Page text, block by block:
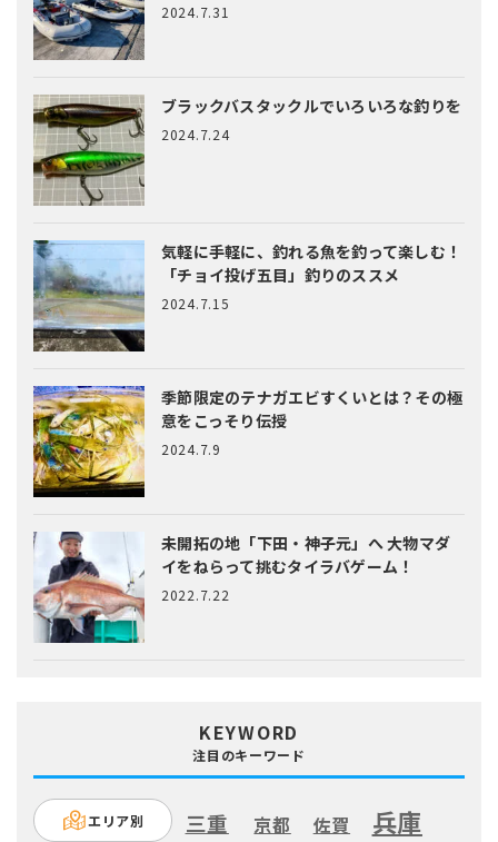
2024.7.31
ブラックバスタックルでいろいろな釣りを
2024.7.24
気軽に手軽に、釣れる魚を釣って楽しむ！
「チョイ投げ五目」釣りのススメ
2024.7.15
季節限定のテナガエビすくいとは？ その極
意をこっそり伝授
2024.7.9
未開拓の地「下田・神子元」へ大物マダ
イをねらって挑むタイラバゲーム！
2022.7.22
KEYWORD
注目のキーワード
エリア別 三重 京都 佐賀 兵庫